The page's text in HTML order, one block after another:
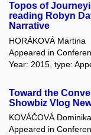
Topos of
reading Robyn
Narrative
HORÁKOVÁ Martina
Appeared in
Year: 2015, type:
Toward the
Showbiz Vlog
KOVÁČOVÁ Dominika
Appeared in